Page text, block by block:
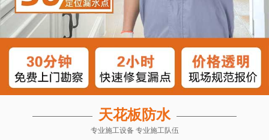
天花板防水
专业施工设备 专业施工队伍